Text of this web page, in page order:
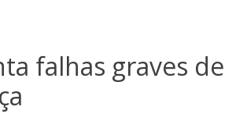
falhas graves de